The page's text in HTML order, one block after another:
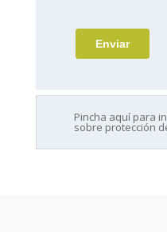
Pincha aquí para
sobre protección